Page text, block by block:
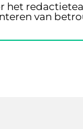
het
van